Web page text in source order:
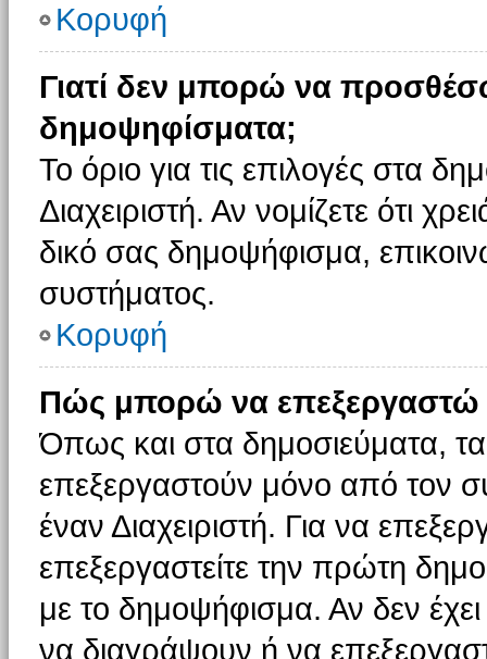
Κορυφή
Γιατί δεν μπορώ να
δημοψηφίσματα;
Το όριο για τις επιλογές στα
Διαχειριστή. Αν νομίζετε ότι
δικό σας δημοψήφισμα,
συστήματος.
Κορυφή
Πώς μπορώ να
Όπως και στα δημοσιεύματα,
επεξεργαστούν μόνο από τον
έναν Διαχειριστή. Για να
επεξεργαστείτε την πρώτη
με το δημοψήφισμα. Αν δεν
να διαγράψουν ή να